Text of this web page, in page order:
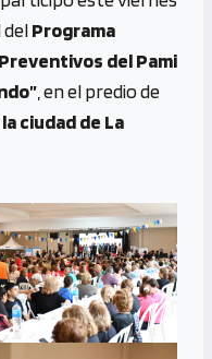
delPrograma
del Pami
, en el predio de
ciudad de La